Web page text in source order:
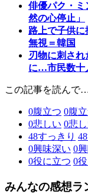
俳優パク・
然の心停止」
路上で子供
無視＝韓国
刃物に刺さ
に…市民数十
この記事を読んで
0腹立つ 0腹
0悲しい 0悲
48すっきり 48
0興味深い 0
0役に立つ 0
みんなの感想ラ